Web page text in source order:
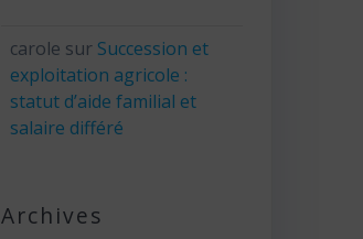
carole sur Succession et
exploitation agricole :
statut d’aide familial et
salaire différé
Archives